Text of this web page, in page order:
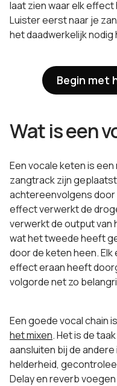
laat zien waar elk
Luister eerst naar je
het daadwerkelijk nodig
Begin met
Wat is een
Een vocale keten is
zangtrack zijn
achtereenvolgens
effect verwerkt de
verwerkt de output van
wat het tweede heeft
door de keten heen.
effect eraan heeft
volgorde net zo
Een goede vocal chain
het mixen. Het is de
aansluiten bij de
helderheid,
Delay en reverb